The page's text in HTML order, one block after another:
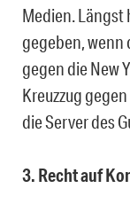
Medien. Längst
gegeben, wenn
gegen die New
Kreuzzug
die Server des
3. Recht auf